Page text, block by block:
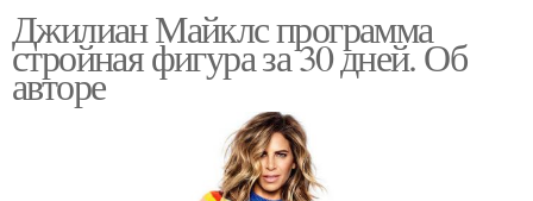
Джилиан Майклс программа
стройная фигура за 30 дней. Об
авторе